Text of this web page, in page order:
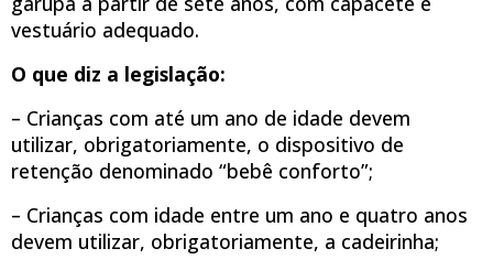
vestuário adequado.
O que diz a legislação:
– Crianças com até um ano de idade devem
utilizar, obrigatoriamente, o dispositivo de
retenção denominado “bebê conforto”;
– Crianças com idade entre um ano e quatro anos
devem utilizar, obrigatoriamente, a cadeirinha;